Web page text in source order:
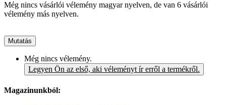
Még nincs vásárlói vélemény magyar nyelven, de van 6 vásárlói
vélemény más nyelven.
Mutatás
Még nincs vélemény.
Legyen Ön az első, aki véleményt ír erről a termékről.
Magazinunkból: